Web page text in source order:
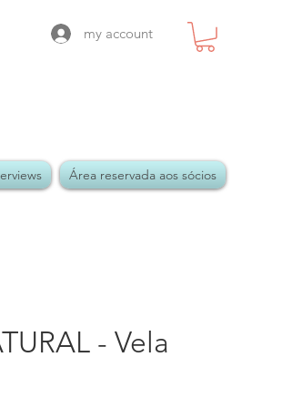
my account
Área reservada aos sócios
- Vela